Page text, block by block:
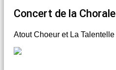
Concert de la Chorale
Atout Choeur et La Talentelle